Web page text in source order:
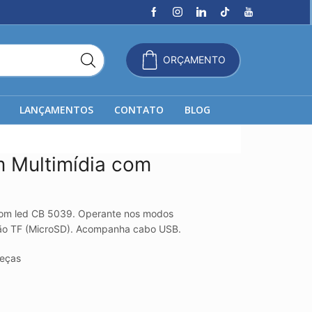
ORÇAMENTO
LANÇAMENTOS CONTATO BLOG
Multimídia com
led CB 5039. Operante nos modos
TF (MicroSD). Acompanha cabo USB.